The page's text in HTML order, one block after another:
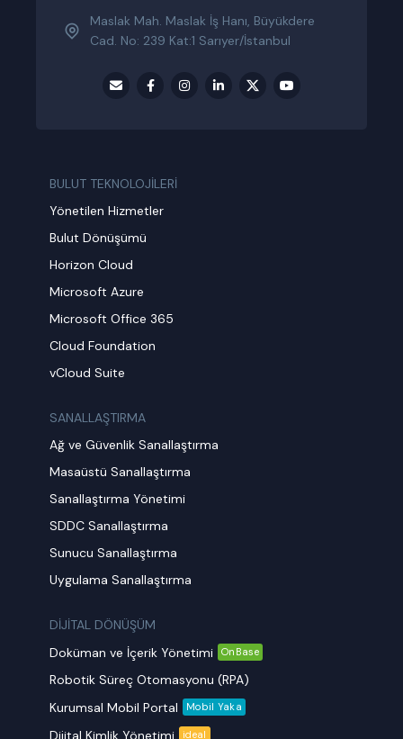
Maslak Mah. Maslak İş Hanı, Büyükdere
Cad. No: 239 Kat:1 Sarıyer/İstanbul
BULUT TEKNOLOJİLERİ
Yönetilen Hizmetler
Bulut Dönüşümü
Horizon Cloud
Microsoft Azure
Microsoft Office 365
Cloud Foundation
vCloud Suite
SANALLAŞTIRMA
Ağ ve Güvenlik Sanallaştırma
Masaüstü Sanallaştırma
Sanallaştırma Yönetimi
SDDC Sanallaştırma
Sunucu Sanallaştırma
Uygulama Sanallaştırma
DİJİTAL DÖNÜŞÜM
Doküman ve İçerik Yönetimi
OnBase
Robotik Süreç Otomasyonu (RPA)
Kurumsal Mobil Portal
Mobil Yaka
Dijital Kimlik Yönetimi ideal